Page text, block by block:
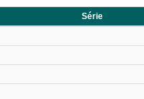
Série